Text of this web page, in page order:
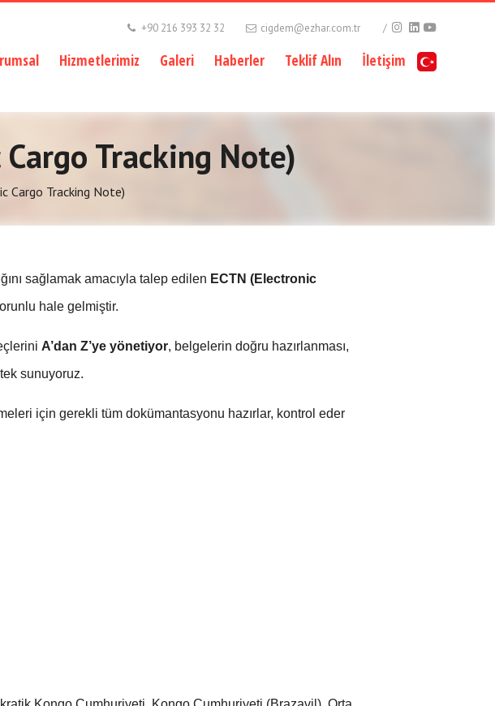
+90 216 393 32 32 cigdem@ezhar.com.tr
Hizmetlerimiz Galeri Haberler Teklif Alın İletişim
Tracking Note)
Cargo Tracking Note)
sağlamak amacıyla talep edilen ECTN (Electronic
hale gelmiştir.
A’dan Z’ye yönetiyor, belgelerin doğru hazırlanması,
sunuyoruz.
için gerekli tüm dokümantasyonu hazırlar, kontrol eder